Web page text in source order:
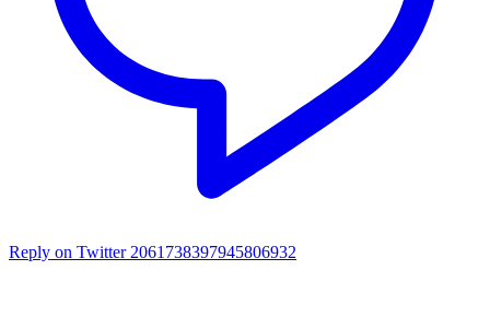
Reply on Twitter 2061738397945806932